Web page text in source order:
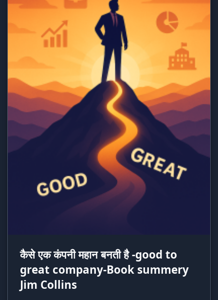
कैसे एक कंपनी महान बनती है -good to
great company-Book summery
Jim Collins